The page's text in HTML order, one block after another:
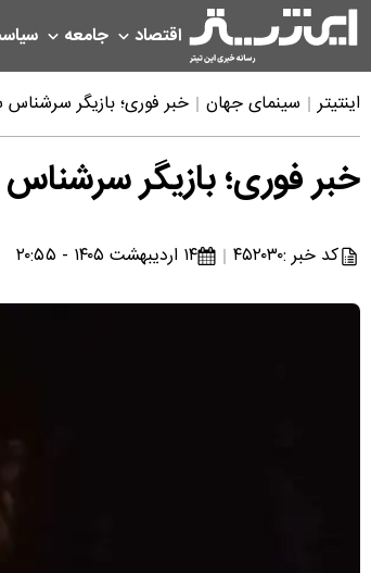
اقتصاد جامعه
اینتیتر سینمای جهان خبر فوری؛ بازیگر
خبر فوری؛ بازیگر
کد خبر :۴۵۲۰۳۰ ۱۴ اردیبهشت ۱۴۰۵ - ۲۰:۵۵